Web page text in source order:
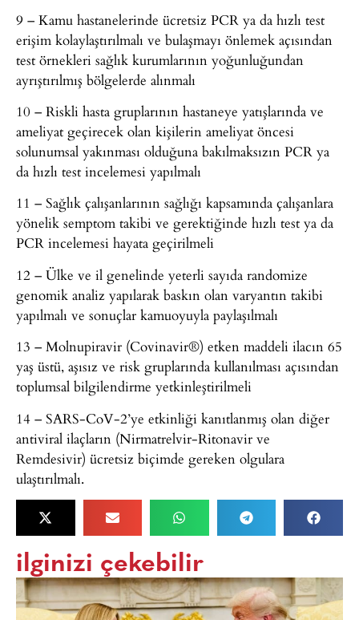
9 – Kamu hastanelerinde ücretsiz PCR ya da hızlı test
erişim kolaylaştırılmalı ve bulaşmayı önlemek açısından
test örnekleri sağlık kurumlarının yoğunluğundan
ayrıştırılmış bölgelerde alınmalı
10 – Riskli hasta gruplarının hastaneye yatışlarında ve
ameliyat geçirecek olan kişilerin ameliyat öncesi
solunumsal yakınması olduğuna bakılmaksızın PCR ya
da hızlı test incelemesi yapılmalı
11 – Sağlık çalışanlarının sağlığı kapsamında çalışanlara
yönelik semptom takibi ve gerektiğinde hızlı test ya da
PCR incelemesi hayata geçirilmeli
12 – Ülke ve il genelinde yeterli sayıda randomize
genomik analiz yapılarak baskın olan varyantın takibi
yapılmalı ve sonuçlar kamuoyuyla paylaşılmalı
13 – Molnupiravir (Covinavir®) etken maddeli ilacın 65
yaş üstü, aşısız ve risk gruplarında kullanılması açısından
toplumsal bilgilendirme yetkinleştirilmeli
14 – SARS-CoV-2’ye etkinliği kanıtlanmış olan diğer
antiviral ilaçların (Nirmatrelvir-Ritonavir ve
Remdesivir) ücretsiz biçimde gereken olgulara
ulaştırılmalı.
ilginizi çekebilir